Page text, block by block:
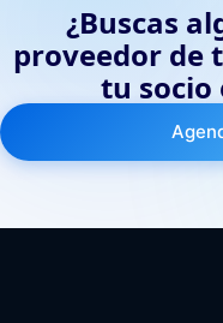
¿Buscas
proveedor de
tu socio